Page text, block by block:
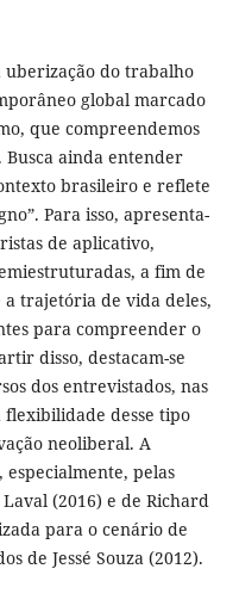
uberização do trabalho
global marcado
que compreendemos
Busca ainda entender
brasileiro e reflete
Para isso, apresenta-
de aplicativo,
a fim de
trajetória de vida deles,
para compreender o
disso, destacam-se
dos entrevistados, nas
desse tipo
neoliberal. A
especialmente, pelas
(2016) e de Richard
para o cenário de
de Jessé Souza (2012).